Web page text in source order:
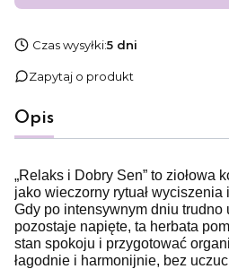
Czas wysyłki:5 dni
Zapytaj o produkt
Opis
„Relaks i Dobry Sen” to ziołowa
jako wieczorny rytuał wyciszenia
Gdy po intensywnym dniu trudno
pozostaje napięte, ta herbata
stan spokoju i przygotować
łagodnie i harmonijnie, bez